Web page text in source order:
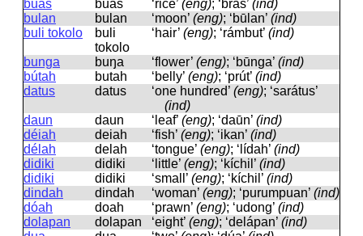
buas
buas ‘rice’ (eng); ‘brās’ (ind)
bulan
bulan ‘moon’ (eng); ‘būlan’ (ind)
buli tokolo
buli
tokolo
‘hair’ (eng); ‘rámbut’ (ind)
bunga buŋa ‘flower’ (eng); ‘būnga’ (ind)
bútah
butah ‘belly’ (eng); ‘prút’ (ind)
datus
datus ‘one hundred’ (eng); ‘sarátus’
(ind)
daun
daun ‘leaf’ (eng); ‘daūn’ (ind)
déiah
deiah ‘fish’ (eng); ‘ikan’ (ind)
délah
delah ‘tongue’ (eng); ‘lídah’ (ind)
didiki
didiki ‘little’ (eng); ‘kíchil’ (ind)
didiki
didiki ‘small’ (eng); ‘kíchil’ (ind)
dindah
dindah ‘woman’ (eng); ‘purumpuan’ (ind)
dóah
doah ‘prawn’ (eng); ‘udong’ (ind)
dolapan
dolapan ‘eight’ (eng); ‘delápan’ (ind)